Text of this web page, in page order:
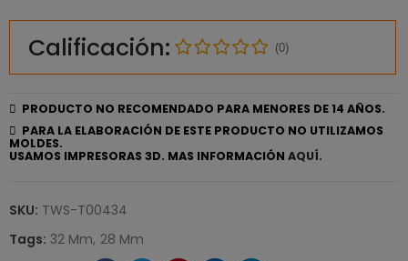
Calificación: (0)
PRODUCTO NO RECOMENDADO PARA MENORES DE 14 AÑOS.
PARA LA ELABORACIÓN DE ESTE PRODUCTO NO UTILIZAMOS
MOLDES.
USAMOS IMPRESORAS 3D. MAS INFORMACIÓN AQUÍ.
SKU: TWS-T00434
Tags: 32 Mm 28 Mm